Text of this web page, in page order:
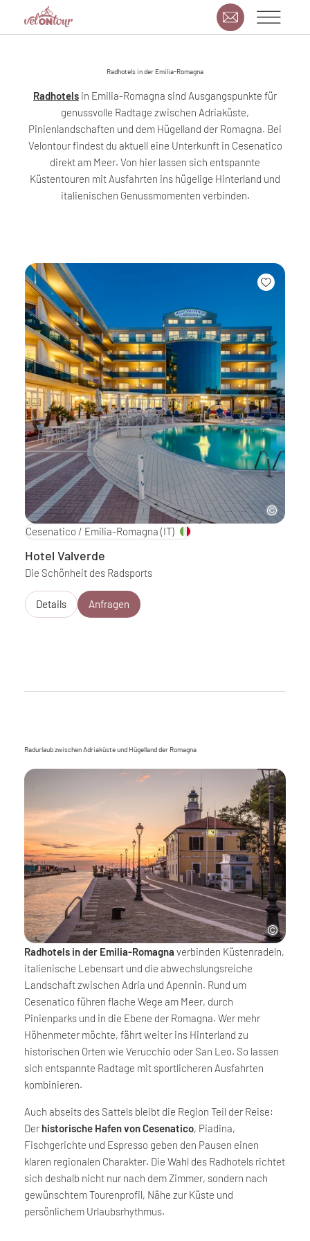
Radhotels in der Emilia-Romagna
Radhotels in Emilia-Romagna sind Ausgangspunkte für
genussvolle Radtage zwischen Adriaküste,
Pinienlandschaften und dem Hügelland der Romagna. Bei
Velontour findest du aktuell eine Unterkunft in Cesenatico
direkt am Meer. Von hier lassen sich entspannte
Küstentouren mit Ausfahrten ins hügelige Hinterland und
italienischen Genussmomenten verbinden.
Cesenatico / Emilia-Romagna (IT)
Hotel Valverde
Die Schönheit des Radsports
Details Anfragen
Radurlaub zwischen Adriaküste und Hügelland der Romagna
Radhotels in der Emilia-Romagna verbinden Küstenradeln,
italienische Lebensart und die abwechslungsreiche
Landschaft zwischen Adria und Apennin. Rund um
Cesenatico führen flache Wege am Meer, durch
Pinienparks und in die Ebene der Romagna. Wer mehr
Höhenmeter möchte, fährt weiter ins Hinterland zu
historischen Orten wie Verucchio oder San Leo. So lassen
sich entspannte Radtage mit sportlicheren Ausfahrten
kombinieren.
Auch abseits des Sattels bleibt die Region Teil der Reise:
Der historische Hafen von Cesenatico, Piadina,
Fischgerichte und Espresso geben den Pausen einen
klaren regionalen Charakter. Die Wahl des Radhotels richtet
sich deshalb nicht nur nach dem Zimmer, sondern nach
gewünschtem Tourenprofil, Nähe zur Küste und
persönlichem Urlaubsrhythmus.